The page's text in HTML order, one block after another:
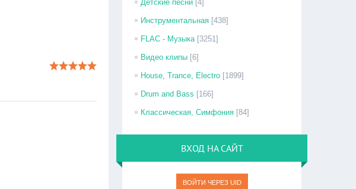
Детские песни [4]
Инструментальная [438]
FLAC - Музыка [3251]
Видео клипы [6]
House, Trance, Electro [1899]
Drum and Bass [166]
Классическая, Симфония [84]
ВХОД НА САЙТ
ВОЙТИ ЧЕРЕЗ UID